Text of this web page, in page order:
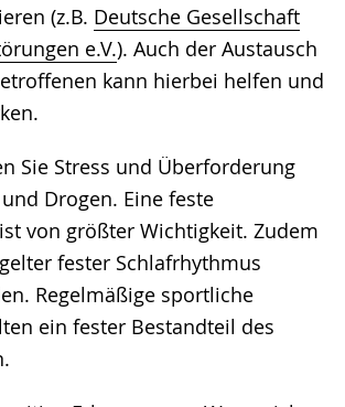
(z.B. Deutsche Gesellschaft
e.V.). Auch der Austausch
kann hierbei helfen und
Sie Stress und Überforderung
Drogen. Eine feste
von größter Wichtigkeit. Zudem
fester Schlafrhythmus
Regelmäßige sportliche
ein fester Bestandteil des